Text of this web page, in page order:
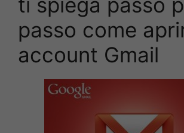
passo come
account Gmail